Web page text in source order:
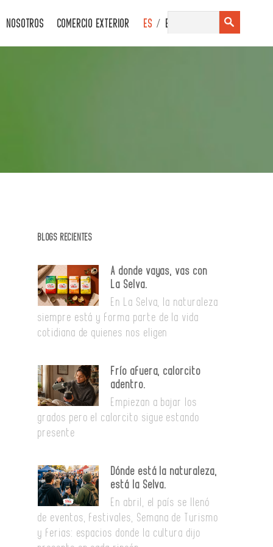
NOSOTROS COMERCIO EXTERIOR ES / EN
BLOGS RECIENTES
A donde vayas, vas con
La Selva.
En La Selva, la naturaleza
siempre está y forma parte de la vida
cotidiana de quienes nos eligen
Frío afuera, calorcito
adentro.
Empiezan a bajar los
grados pero el calorcito sigue estando
presente
Dónde está la naturaleza,
está la Selva.
En abril, el país se llenó
de eventos, festivales, Semana de Turismo
y ferias: espacios donde la cultura dijo